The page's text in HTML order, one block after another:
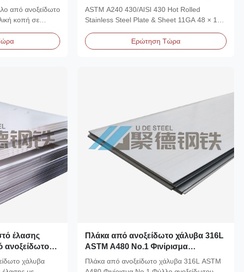
Μέγεθος
από ανοξείδωτο
κοπή σε
Κύλισης 11GA 48 × 120 ίντσες για
Αρχιτεκτονικές Εφαρμογές
ASTM A240 430/AISI 430 Hot Rolled
Stainless Steel Plate & Sheet 11GA 48 × 120
Ερώτηση Τώρα
έλασης
ανοξείδωτο
S31635
χάλυβα
Πλάκα από ανοξείδωτο χάλυβα 316L
ASTM A480 No.1 Φινίρισμα
Ελάσματα από ανοξείδωτο χάλυβα
θερμής έλασης για θαλάσσιες
Πλάκα από ανοξείδωτο χάλυβα 316L ASTM